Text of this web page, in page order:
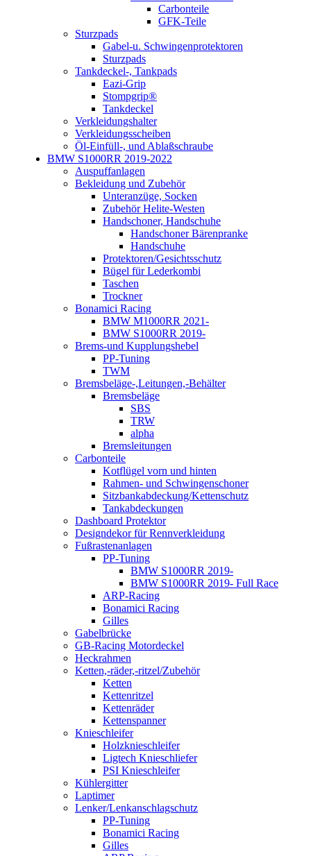
Carbonteile
GFK-Teile
Sturzpads
Gabel-u. Schwingenprotektoren
Sturzpads
Tankdeckel-, Tankpads
Eazi-Grip
Stompgrip®
Tankdeckel
Verkleidungshalter
Verkleidungsscheiben
Öl-Einfüll-, und Ablaßschraube
BMW S1000RR 2019-2022
Auspuffanlagen
Bekleidung und Zubehör
Unteranzüge, Socken
Zubehör Helite-Westen
Handschoner, Handschuhe
Handschoner Bärenpranke
Handschuhe
Protektoren/Gesichtsschutz
Bügel für Lederkombi
Taschen
Trockner
Bonamici Racing
BMW M1000RR 2021-
BMW S1000RR 2019-
Brems-und Kupplungshebel
PP-Tuning
TWM
Bremsbeläge-,Leitungen,-Behälter
Bremsbeläge
SBS
TRW
alpha
Bremsleitungen
Carbonteile
Kotflügel vorn und hinten
Rahmen- und Schwingenschoner
Sitzbankabdeckung/Kettenschutz
Tankabdeckungen
Dashboard Protektor
Designdekor für Rennverkleidung
Fußrastenanlagen
PP-Tuning
BMW S1000RR 2019-
BMW S1000RR 2019- Full Race
ARP-Racing
Bonamici Racing
Gilles
Gabelbrücke
GB-Racing Motordeckel
Heckrahmen
Ketten,-räder,-ritzel/Zubehör
Ketten
Kettenritzel
Kettenräder
Kettenspanner
Knieschleifer
Holzknieschleifer
Ligtech Knieschliefer
PSI Knieschleifer
Kühlergitter
Laptimer
Lenker/Lenkanschlagschutz
PP-Tuning
Bonamici Racing
Gilles